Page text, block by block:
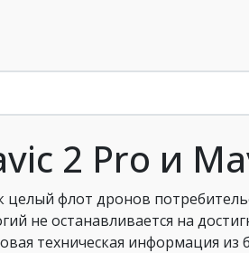
2 Pro и
целый флот дронов
не останавливается на
техническая информация из